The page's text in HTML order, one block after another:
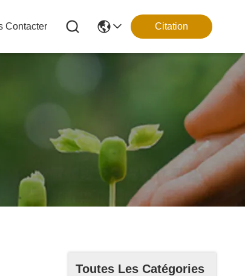
Contacter Citation
Toutes Les Catégories